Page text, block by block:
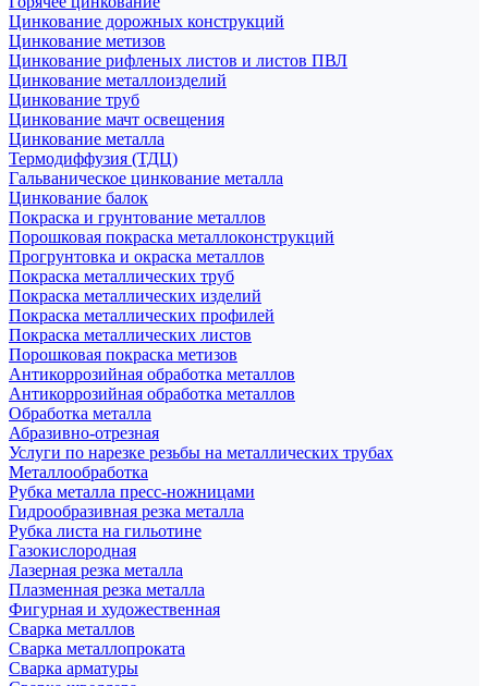
Цинкование дорожных конструкций
Цинкование метизов
Цинкование рифленых листов и листов ПВЛ
Цинкование металлоизделий
Цинкование труб
Цинкование мачт освещения
Цинкование металла
Термодиффузия (ТДЦ)
Гальваническое цинкование металла
Цинкование балок
Покраска и грунтование металлов
Порошковая покраска металлоконструкций
Прогрунтовка и окраска металлов
Покраска металлических труб
Покраска металлических изделий
Покраска металлических профилей
Покраска металлических листов
Порошковая покраска метизов
Антикоррозийная обработка металлов
Антикоррозийная обработка металлов
Обработка металла
Абразивно-отрезная
Услуги по нарезке резьбы на металлических трубах
Металлообработка
Рубка металла пресс-ножницами
Гидрообразивная резка металла
Рубка листа на гильотине
Газокислородная
Лазерная резка металла
Плазменная резка металла
Фигурная и художественная
Сварка металлов
Сварка металлопроката
Сварка арматуры